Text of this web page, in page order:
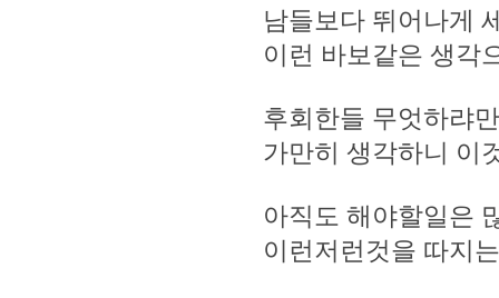
남들보다 뛰어나게
이런 바보같은 생각
후회한들 무엇하랴
가만히 생각하니 이
아직도 해야할일은
이런저런것을 따지